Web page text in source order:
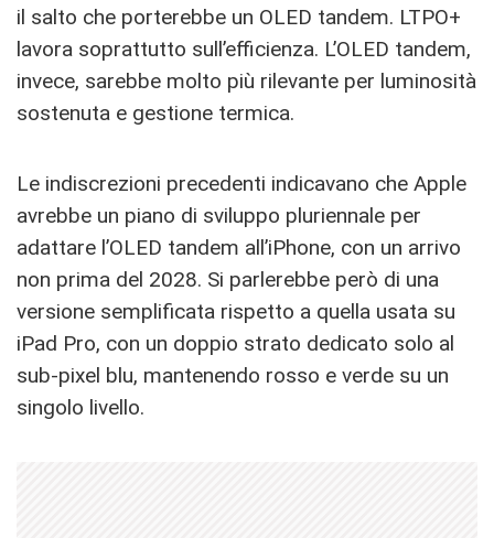
il salto che porterebbe un OLED tandem. LTPO+
lavora soprattutto sull’efficienza. L’OLED tandem,
invece, sarebbe molto più rilevante per luminosità
sostenuta e gestione termica.
Le indiscrezioni precedenti indicavano che Apple
avrebbe un piano di sviluppo pluriennale per
adattare l’OLED tandem all’iPhone, con un arrivo
non prima del 2028. Si parlerebbe però di una
versione semplificata rispetto a quella usata su
iPad Pro, con un doppio strato dedicato solo al
sub-pixel blu, mantenendo rosso e verde su un
singolo livello.